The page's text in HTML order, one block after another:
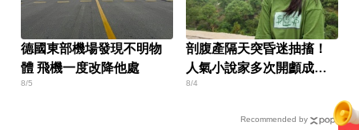
德國東部機場發現不明物
體 飛機一度改降他處
8/5
剖腹產隔天突昏迷抽搐！
人氣小說家多次開顱成
「半植物人」
8/4
Recommended by